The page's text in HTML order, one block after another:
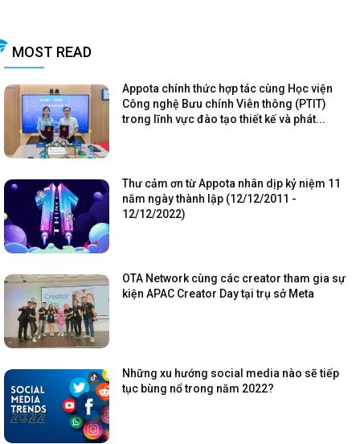
MOST READ
Appota chính thức hợp tác cùng Học viện
Công nghệ Bưu chính Viễn thông (PTIT)
trong lĩnh vực đào tạo thiết kế và phát...
Thư cảm ơn từ Appota nhân dịp kỷ niệm 11
năm ngày thành lập (12/12/2011 -
12/12/2022)
OTA Network cùng các creator tham gia sự
kiện APAC Creator Day tại trụ sở Meta
Những xu hướng social media nào sẽ tiếp
tục bùng nổ trong năm 2022?